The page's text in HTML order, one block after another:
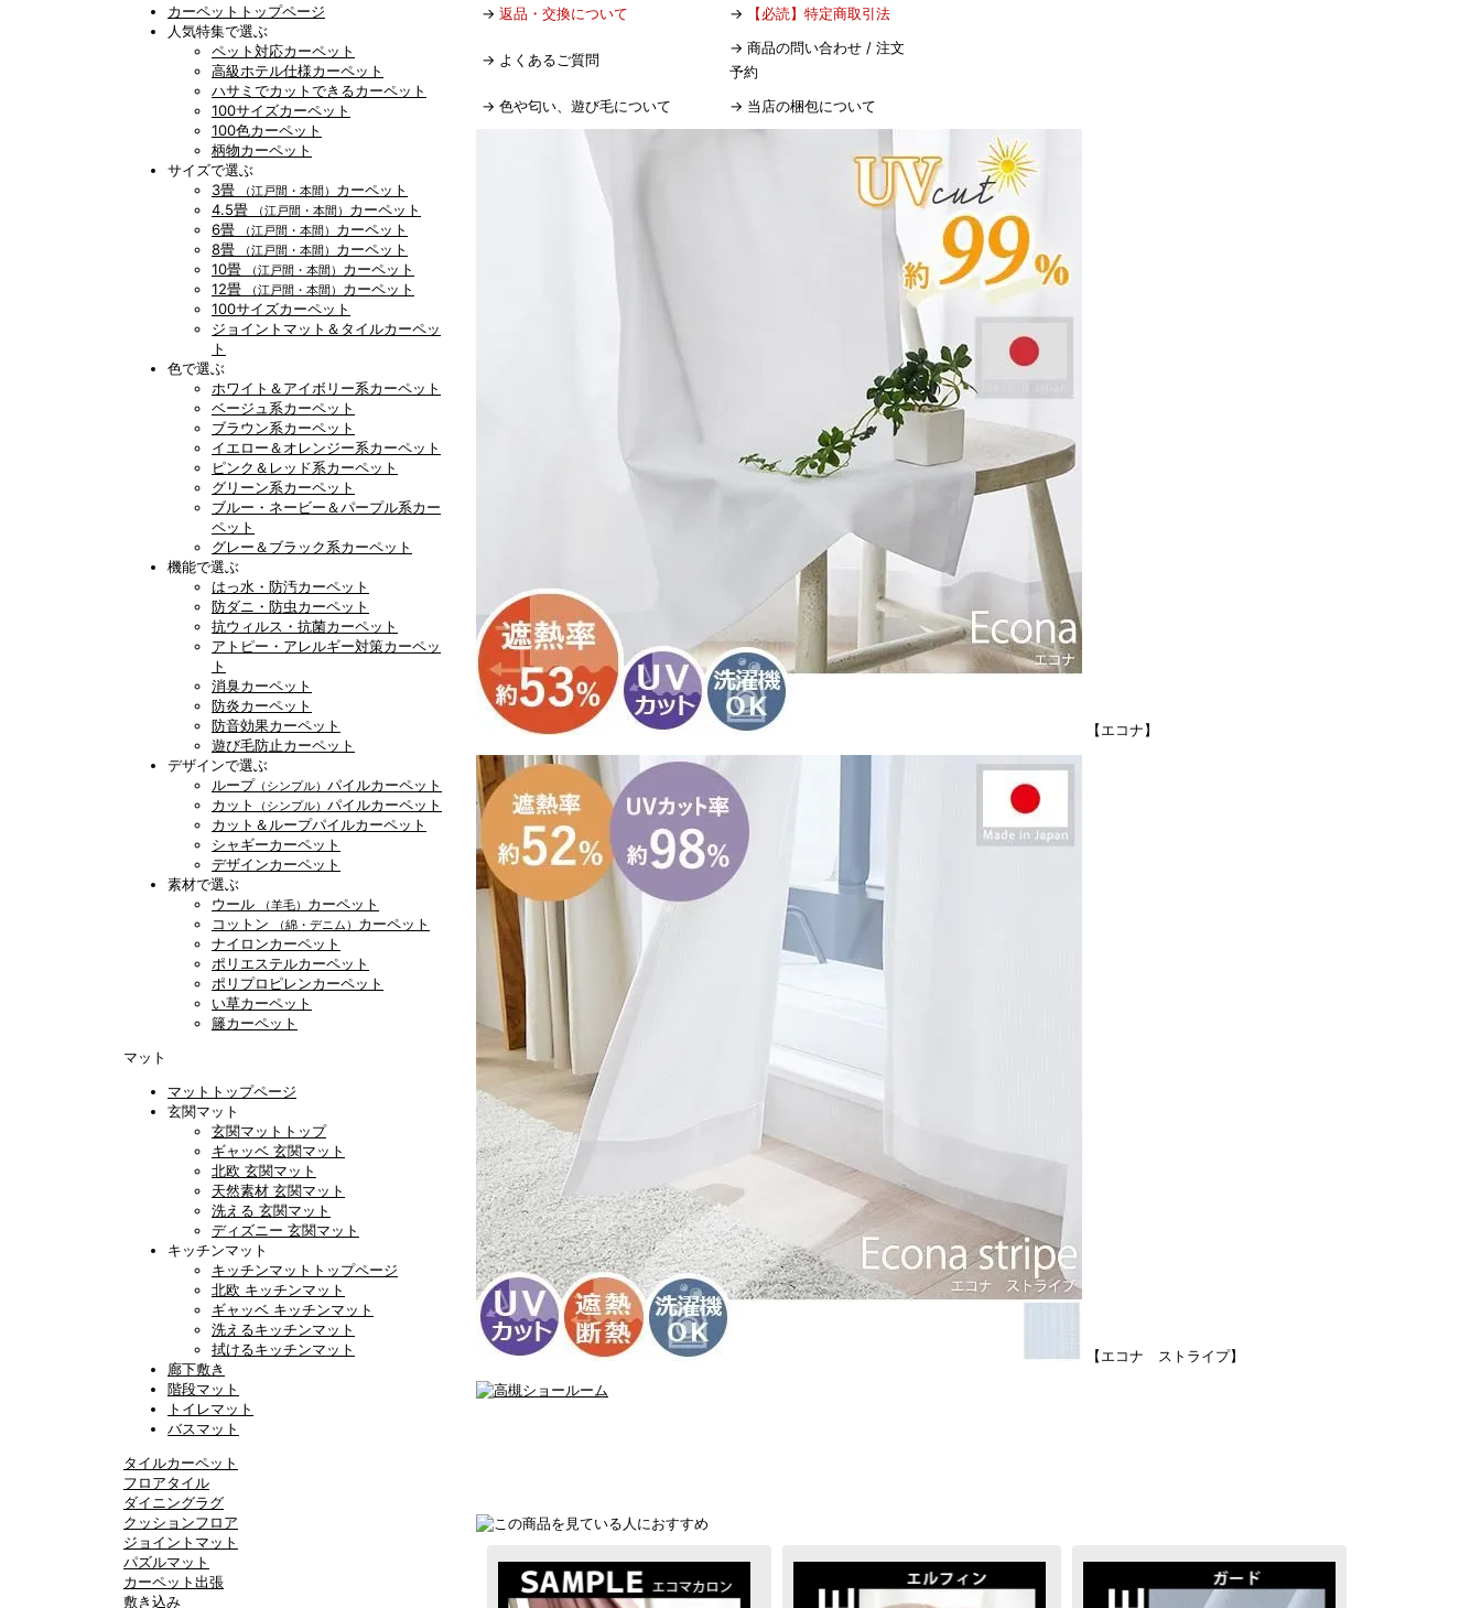
カーペットトップページ
人気特集で選ぶ
ペット対応カーペット
高級ホテル仕様カーペット
ハサミでカットできるカーペット
100サイズカーペット
100色カーペット
柄物カーペット
サイズで選ぶ
3畳
（江戸間・本間） カーペット
4.5畳
（江戸間・本間） カーペット
6畳
（江戸間・本間） カーペット
8畳
（江戸間・本間） カーペット
10畳
（江戸間・本間） カーペット
12畳
（江戸間・本間） カーペット
100サイズカーペット
ジョイントマット＆タイルカーペッ
ト
色で選ぶ
ホワイト＆アイボリー系カーペット
ベージュ系カーペット
ブラウン系カーペット
イエロー＆オレンジー系カーペット
ピンク＆レッド系カーペット
グリーン系カーペット
ブルー・ネービー＆パープル系カー
ペット
グレー＆ブラック系カーペット
機能で選ぶ
はっ水・防汚カーペット
防ダニ・防虫カーペット
抗ウィルス・抗菌カーペット
アトピー・アレルギー対策カーペッ
ト
消臭カーペット
防炎カーペット
防音効果カーペット
遊び毛防止カーペット
デザインで選ぶ
ループ （シンプル） パイルカーペット
カット
（シンプル） パイルカーペット
カット＆ループパイルカーペット
シャギーカーペット
デザインカーペット
素材で選ぶ
ウール
（羊毛） カーペット
コットン
（綿・デニム） カーペット
ナイロンカーペット
ポリエステルカーペット
ポリプロピレンカーペット
い草カーペット
籐カーペット
マット
マットトップページ
玄関マット
玄関マットトップ
ギャッベ 玄関マット
北欧 玄関マット
天然素材 玄関マット
洗える 玄関マット
ディズニー 玄関マット
キッチンマット
キッチンマットトップページ
北欧 キッチンマット
ギャッベ キッチンマット
洗えるキッチンマット
拭けるキッチンマット
廊下敷き
階段マット
トイレマット
バスマット
タイルカーペット
フロアタイル
ダイニングラグ
クッションフロア
ジョイントマット
パズルマット
カーペット出張
敷き込み
→ 返品・交換について → 【必読】特定商取引法
→ よくあるご質問
→ 商品の問い合わせ / 注文
予約
→ 色や匂い、遊び毛について → 当店の梱包について
【エコナ】
【エコナ ストライプ】